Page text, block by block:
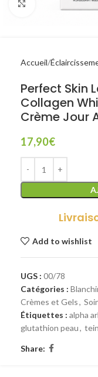
Click to enlarge
Accueil
Perfect Skin
Collagen
Crème Jour
17,90€
Add to wishlist
UGS : 00/78
Catégories :
Crèmes et Gels,
Étiquettes : alpha
glutathion peau,
Share: